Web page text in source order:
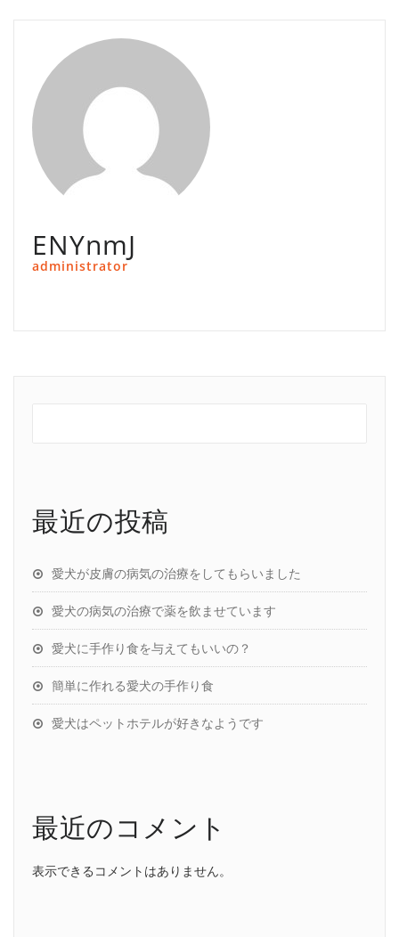
ENYnmJ
administrator
最近の投稿
愛犬が皮膚の病気の治療をしてもらいました
愛犬の病気の治療で薬を飲ませています
愛犬に手作り食を与えてもいいの？
簡単に作れる愛犬の手作り食
愛犬はペットホテルが好きなようです
最近のコメント
表示できるコメントはありません。